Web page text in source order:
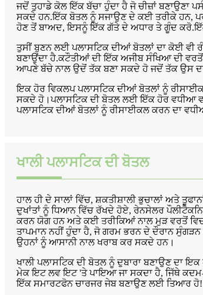
ਜਦੋਂ ਤੁਹਾਡੇ ਕੋਲ ਇੱਕ ਬੱਚਾ ਹੁੰਦਾ ਹੈ ਜੋ ਚੀਜ਼ਾਂ ਬਣਾਉਣਾ
ਸਕਦੇ ਹਨ.ਇੱਕ ਬੋਤਲ ਨੂੰ ਸਜਾਉਣ ਦੇ ਕਈ ਤਰੀਕੇ ਹਨ,
ਹੋਣ ਤੋਂ ਬਾਅਦ, ਇਸਨੂੰ ਇੱਕ ਗੱਤੇ ਦੇ ਅਧਾਰ ਤੇ ਗੂੰਦ
ਤੁਸੀਂ ਬੁਣਨ ਲਈ ਪਲਾਸਟਿਕ ਦੀਆਂ ਬੋਤਲਾਂ ਦਾ ਕੋਈ ਵੀ
ਬਣਾਉਂਦਾ ਹੈ.ਕਟੌਤੀਆਂ ਦੀ ਇੱਕ ਅਜੀਬ ਸੰਖਿਆ ਦੀ
ਆਪਣੇ ਬੱਚੇ ਨਾਲ ਉਦੋਂ ਤੱਕ ਬਣਾ ਸਕਦੇ ਹੋ ਜਦੋਂ ਤੱਕ ਉਸ
ਇਕ ਹੋਰ ਵਿਕਲਪ ਪਲਾਸਟਿਕ ਦੀਆਂ ਬੋਤਲਾਂ ਨੂੰ
ਸਕਦੇ ਹੋ।ਪਲਾਸਟਿਕ ਦੀ ਬੋਤਲ ਲਈ ਇੱਕ ਹੋਰ ਵਧੀਆ
ਪਲਾਸਟਿਕ ਦੀਆਂ ਬੋਤਲਾਂ ਨੂੰ ਰੀਸਾਈਕਲ ਕਰਨ ਦਾ
ਖਾਲੀ ਪਲਾਸਟਿਕ ਦੀ ਬੋਤਲ
ਹਾਲ ਹੀ ਦੇ ਸਾਲਾਂ ਵਿੱਚ, ਸ਼ਕਤੀਸ਼ਾਲੀ ਭੁਚਾਲਾਂ ਅਤੇ
ਦੁਖਾਂਤਾਂ ਨੂੰ ਧਿਆਨ ਵਿੱਚ ਰੱਖਦੇ ਹੋਏ, ਰੇਨਸੇਲਰ
ਕਰਨ ਯੋਗ ਹਨ ਅਤੇ ਕਈ ਤਰੀਕਿਆਂ ਨਾਲ ਮੁੜ ਵਰਤੋਂ
ਤਾਪਮਾਨ ਨਹੀਂ ਹੁੰਦਾ ਹੈ, ਜੋ ਗਰਮ ਭਰਨ ਦੇ ਦੌਰਾਨ
ਉਹਨਾਂ ਨੂੰ ਆਸਾਨੀ ਨਾਲ ਖਰਾਬ ਕਰ ਸਕਦੇ ਹਨ।
ਖਾਲੀ ਪਲਾਸਟਿਕ ਦੀ ਬੋਤਲ ਨੂੰ ਦੁਬਾਰਾ ਬਣਾਉਣ ਦਾ
ਮੇਕ ਇਟ ਲਵ ਇਟ 'ਤੇ ਪਾਇਆ ਜਾ ਸਕਦਾ ਹੈ, ਜਿੱਥੇ ਕਦਮ-
ਇੱਕ ਸਮਾਰਟਫੋਨ ਚਾਰਜਰ ਜੇਬ ਬਣਾਉਣ ਲਈ ਤਿਆਰ ਹੋ!